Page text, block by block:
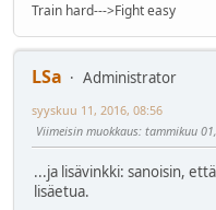
Train hard--->Fight easy
LSa
Administrator
syyskuu 11, 2016, 08:56
Viimeisin muokkaus: tammikuu
...ja lisävinkki: sanoisin,
lisäetua.